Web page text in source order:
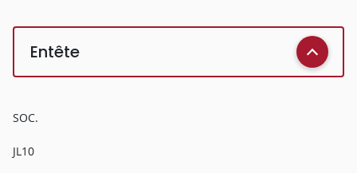
Entête
SOC.
JL10